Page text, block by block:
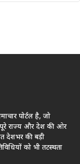
पोर्टल है, जो
पूरे राज्य और देश की ओर
देशभर की बड़ी
को भी तटस्थता